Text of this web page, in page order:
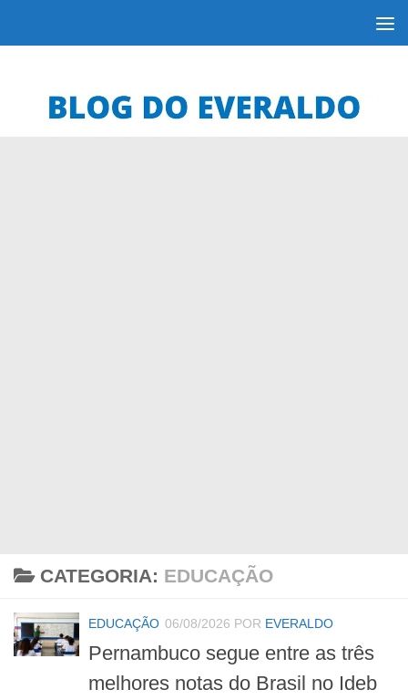
CATEGORIA: EDUCAÇÃO
EDUCAÇÃO 06/08/2026 POR EVERALDO
Pernambuco segue entre as três
melhores notas do Brasil no Ideb